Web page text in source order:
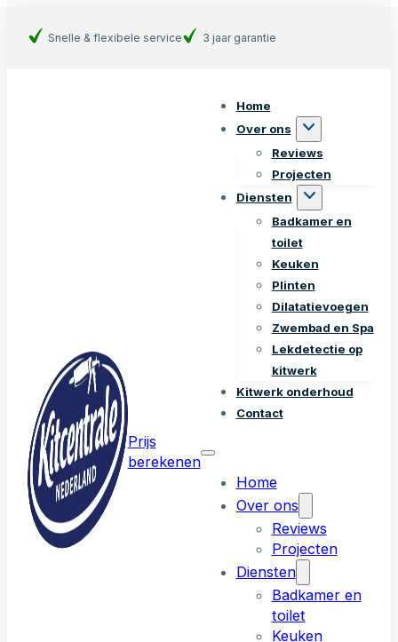
Snelle & flexibele service 3 jaar garantie
Home
Over ons
Reviews
Projecten
Diensten
Badkamer en
toilet
Keuken
Plinten
Dilatatievoegen
Zwembad en Spa
Lekdetectie op
kitwerk
Kitwerk onderhoud
Contact
Home
Over ons
Reviews
Projecten
Diensten
Badkamer en
toilet
Keuken
Prijs
berekenen